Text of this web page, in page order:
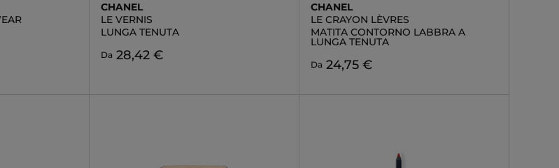
CHANEL
LE VERNIS
LUNGA TENUTA
Da 28,42 €
CHANEL
LE CRAYON LÈVRES
MATITA CONTORNO LABBRA A
LUNGA TENUTA
Da 24,75 €